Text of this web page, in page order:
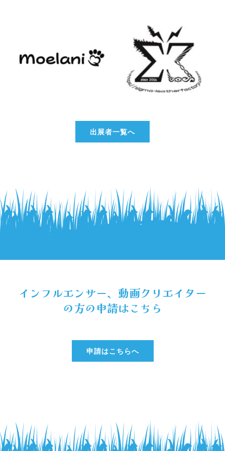
出展者一覧へ
インフルエンサー、動画クリエイター
の方の申請はこちら
申請はこちらへ